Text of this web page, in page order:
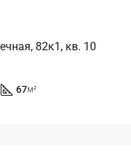
82к1, кв. 10
67м²